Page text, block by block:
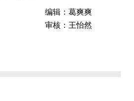
编辑：葛爽爽
审核：王怡然